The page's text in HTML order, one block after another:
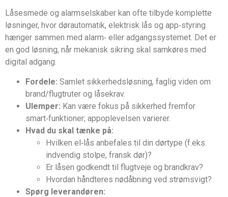
Låsesmede og alarmselskaber kan ofte tilbyde komplette
løsninger, hvor dørautomatik, elektrisk lås og app‑styring
hænger sammen med alarm‑ eller adgangssystemet. Det er
en god løsning, når mekanisk sikring skal samkøres med
digital adgang.
Fordele: Samlet sikkerhedsløsning, faglig viden om
brand/flugtruter og låsekrav.
Ulemper: Kan være fokus på sikkerhed fremfor
smart‑funktioner; appoplevelsen varierer.
Hvad du skal tænke på:
Hvilken el‑lås anbefales til din dørtype (f.eks.
indvendig stolpe, fransk dør)?
Er låsen godkendt til flugtveje og brandkrav?
Hvordan håndteres nødåbning ved strømsvigt?
Spørg leverandøren: